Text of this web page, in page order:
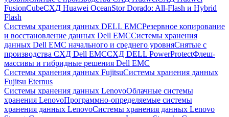
FusionCubeСХД Huawei OceanStor Dorado: All-Flash и Hybrid
Flash
Системы хранения данных DELL EMCРезервное копирование
и восстановление данных Dell EMCСистемы хранения
данных Dell EMC начального и среднего уровняСнятые с
производства СХД Dell EMCСХД DELL PowerProtectФлеш-
массивы и гибридные решения Dell EMC
Системы хранения данных FujitsuСистемы хранения данных
Fujitsu Eternus
Системы хранения данных LenovoОблачные системы
хранения LenovoПрограммно-определяемые системы
хранения данных LenovoСистемы хранения данных Lenovo